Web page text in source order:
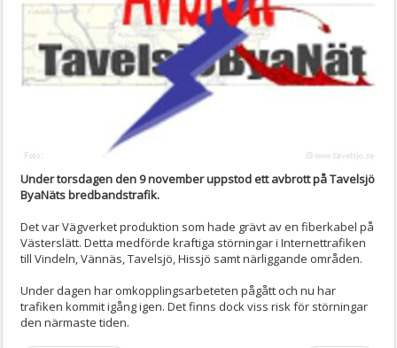
Under torsdagen den 9 november uppstod ett avbrott på Tavelsjö
ByaNäts bredbandstrafik.
Det var Vägverket produktion som hade grävt av en fiberkabel på
Västerslätt. Detta medförde kraftiga störningar i Internettrafiken
till Vindeln, Vännäs, Tavelsjö, Hissjö samt närliggande områden.
Under dagen har omkopplingsarbeteten pågått och nu har
trafiken kommit igång igen. Det finns dock viss risk för störningar
den närmaste tiden.